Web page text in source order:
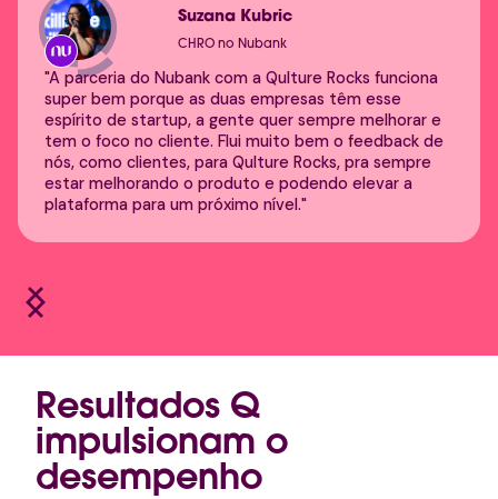
Suzana Kubric
CHRO no Nubank
"A parceria do Nubank com a Qulture Rocks funciona
super bem porque as duas empresas têm esse
espírito de startup, a gente quer sempre melhorar e
tem o foco no cliente. Flui muito bem o feedback de
nós, como clientes, para Qulture Rocks, pra sempre
estar melhorando o produto e podendo elevar a
plataforma para um próximo nível."
Resultados Q
impulsionam o
desempenho